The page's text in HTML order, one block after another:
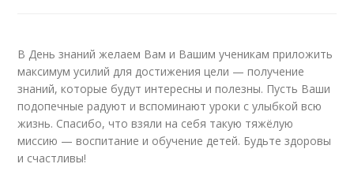
В День знаний желаем Вам и Вашим ученикам приложить
максимум усилий для достижения цели — получение
знаний, которые будут интересны и полезны. Пусть Ваши
подопечные радуют и вспоминают уроки с улыбкой всю
жизнь. Спасибо, что взяли на себя такую тяжёлую
миссию — воспитание и обучение детей. Будьте здоровы
и счастливы!